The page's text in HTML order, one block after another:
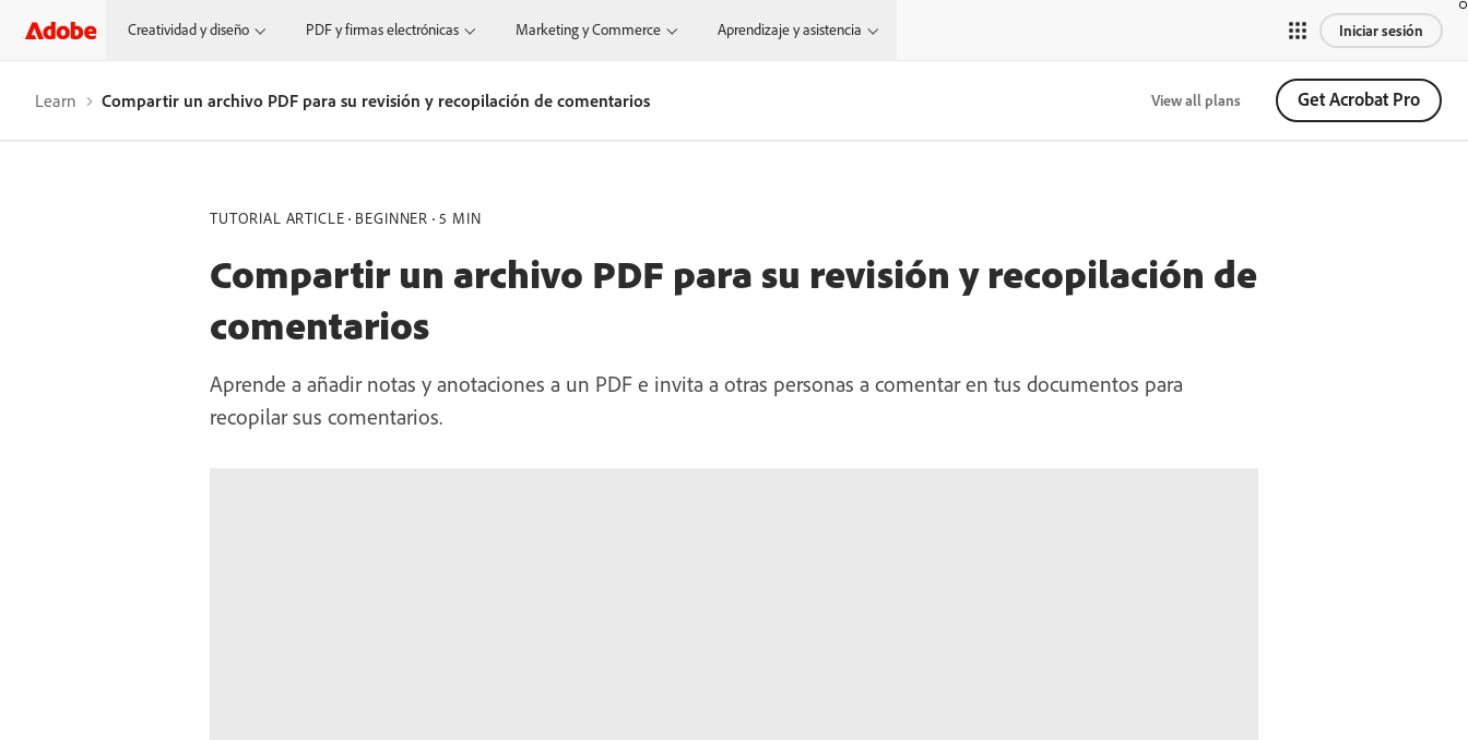
Creatividad y diseño PDF y firmas electrónicas Marketing y Commerce Aprendizaje y asistencia Iniciar sesión
Learn Compartir un archivo PDF para su revisión y recopilación de comentarios View all plans Get Acrobat Pro
TUTORIAL ARTICLE BEGINNER 5 MIN
Compartir un archivo PDF para su revisión y recopilación de
comentarios
Aprende a añadir notas y anotaciones a un PDF e invita a otras personas a comentar en tus documentos para
recopilar sus comentarios.